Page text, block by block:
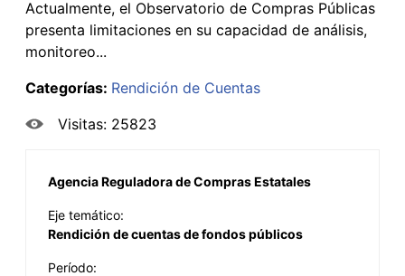
Actualmente, el Observatorio de Compras Públicas
presenta limitaciones en su capacidad de análisis,
monitoreo...
Categorías: Rendición de Cuentas
Visitas: 25823
Agencia Reguladora de Compras Estatales
Eje temático:
Rendición de cuentas de fondos públicos
Período: